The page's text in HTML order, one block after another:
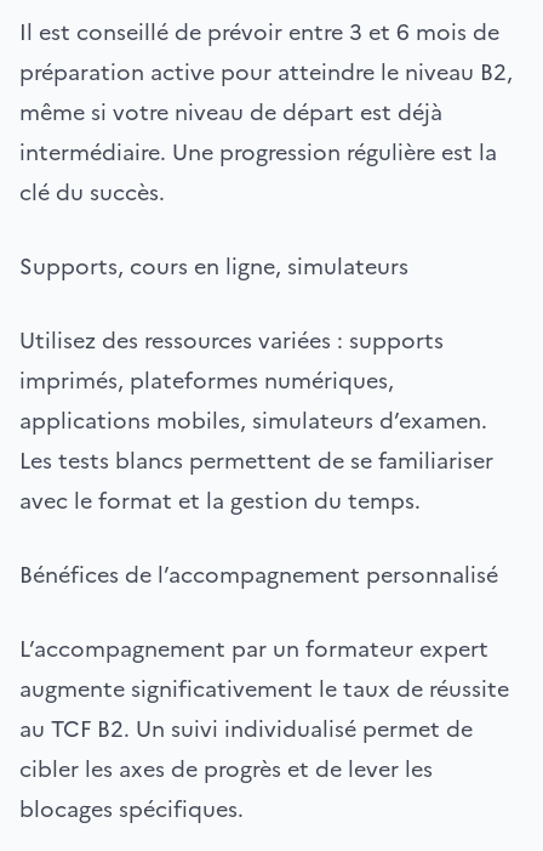
Il est conseillé de prévoir entre 3 et 6 mois de
préparation active pour atteindre le niveau B2,
même si votre niveau de départ est déjà
intermédiaire. Une progression régulière est la
clé du succès.
Supports, cours en ligne, simulateurs
Utilisez des ressources variées : supports
imprimés, plateformes numériques,
applications mobiles, simulateurs d’examen.
Les tests blancs permettent de se familiariser
avec le format et la gestion du temps.
Bénéfices de l’accompagnement personnalisé
L’accompagnement par un formateur expert
augmente significativement le taux de réussite
au TCF B2. Un suivi individualisé permet de
cibler les axes de progrès et de lever les
blocages spécifiques.